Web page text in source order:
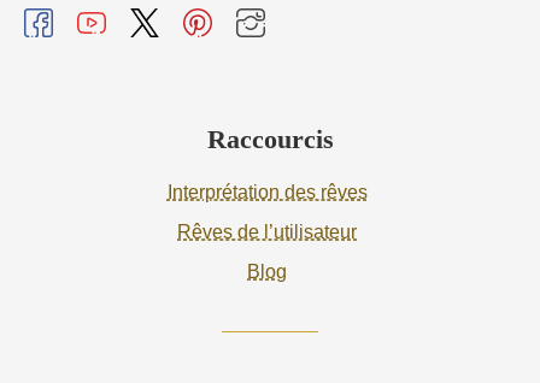
Raccourcis
Interprétation des rêves
Rêves de l’utilisateur
Blog